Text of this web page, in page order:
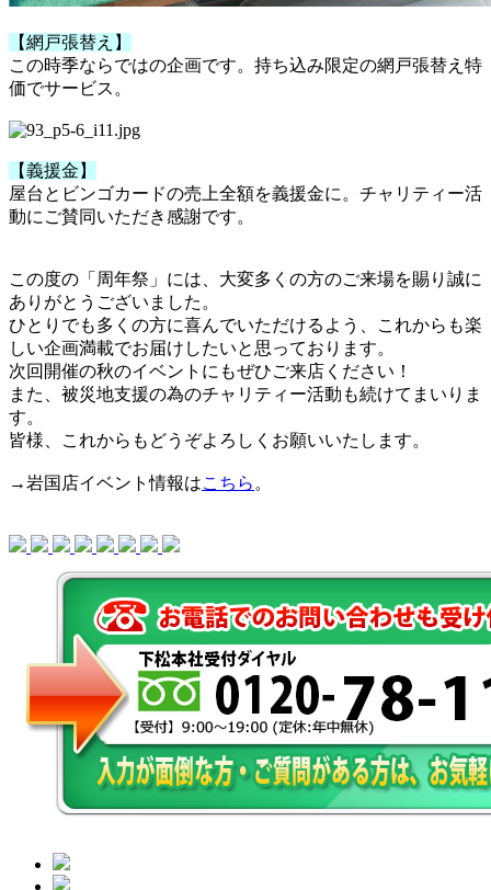
【網戸張替え】
この時季ならではの企画です。持ち込み限定の網戸張替え特
価でサービス。
【義援金】
屋台とビンゴカードの売上全額を義援金に。チャリティー活
動にご賛同いただき感謝です。
この度の「周年祭」には、大変多くの方のご来場を賜り誠に
ありがとうございました。
ひとりでも多くの方に喜んでいただけるよう、これからも楽
しい企画満載でお届けしたいと思っております。
次回開催の秋のイベントにもぜひご来店ください！
また、被災地支援の為のチャリティー活動も続けてまいりま
す。
皆様、これからもどうぞよろしくお願いいたします。
→岩国店イベント情報はこちら 。